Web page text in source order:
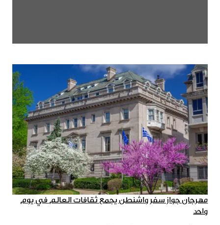
مهرجان جواز سفر واشنطن يجمع ثقافات العالم في يوم
واحد